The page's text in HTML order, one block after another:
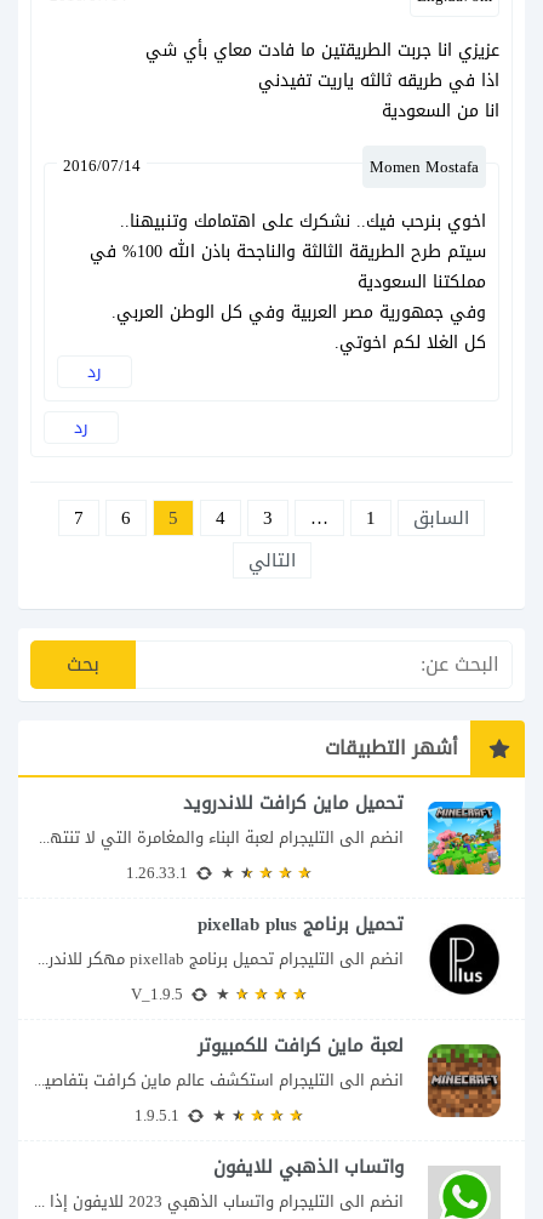
عزيزي انا جربت الطريقتين ما فادت معاي بأي شي
اذا في طريقه ثالثه ياريت تفيدني
انا من السعودية
رد
Momen Mostafa
2016/07/14
اخوي بنرحب فيك.. نشكرك على اهتمامك وتنبيهنا..
سيتم طرح الطريقة الثالثة والناجحة باذن الله 100% في
مملكتنا السعودية
وفي جمهورية مصر العربية وفي كل الوطن العربي.
كل الغلا لكم اخوتي.
رد
السابق 1
…
3
4
5
6
7
التالي
أشهر التطبيقات
تحميل ماين كرافت للاندرويد
انضم الى التليجرام لعبة البناء والمغامرة التي لا تنتهي Minecraft إذا كنت تبحث عن...
تحميل برنامج pixellab plus
انضم الى التليجرام تحميل برنامج pixellab مهكر للاندرويد يعتبر تطبيق بيكسلاب من اشهر تطبيقات...
لعبة ماين كرافت للكمبيوتر
انضم الى التليجرام استكشف عالم ماين كرافت بتفاصيل مذهلة 🌟 هل أنت مستعد لمغامرة...
واتساب الذهبي للايفون
انضم الى التليجرام واتساب الذهبي 2023 للايفون إذا كنت تبحث عن واتساب الذهبي للايفون...